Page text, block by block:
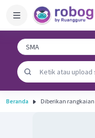
Beranda